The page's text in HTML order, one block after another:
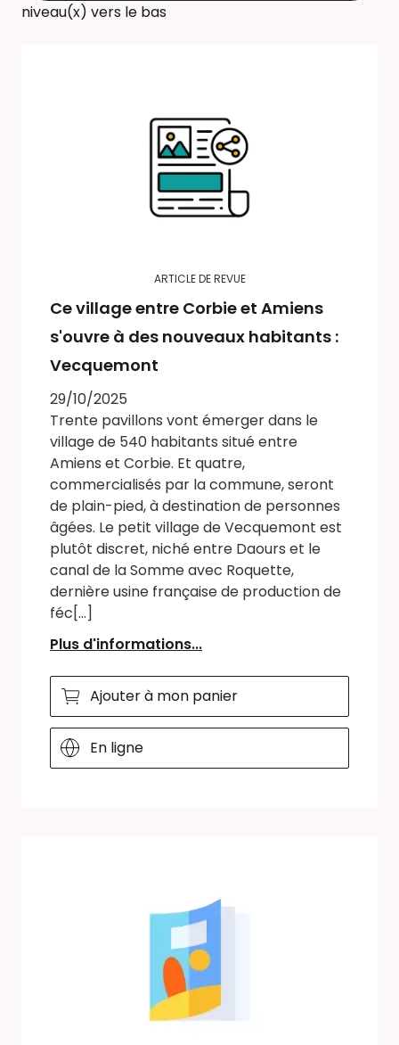
niveau(x) vers le bas
ARTICLE DE REVUE
Ce village entre Corbie et Amiens
s'ouvre à des nouveaux habitants :
Vecquemont
29/10/2025
Trente pavillons vont émerger dans le
village de 540 habitants situé entre
Amiens et Corbie. Et quatre,
commercialisés par la commune, seront
de plain-pied, à destination de personnes
âgées. Le petit village de Vecquemont est
plutôt discret, niché entre Daours et le
canal de la Somme avec Roquette,
dernière usine française de production de
féc[...]
Plus d'informations...
Ajouter à mon panier
En ligne